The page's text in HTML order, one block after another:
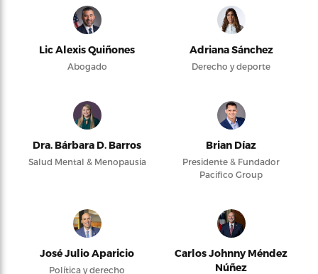
Lic Alexis Quiñones
Abogado
Adriana Sánchez
Derecho y deporte
Dra. Bárbara D. Barros
Salud Mental & Menopausia
Brian Díaz
Presidente & Fundador
Pacifico Group
José Julio Aparicio
Política y derecho
Carlos Johnny Méndez
Núñez